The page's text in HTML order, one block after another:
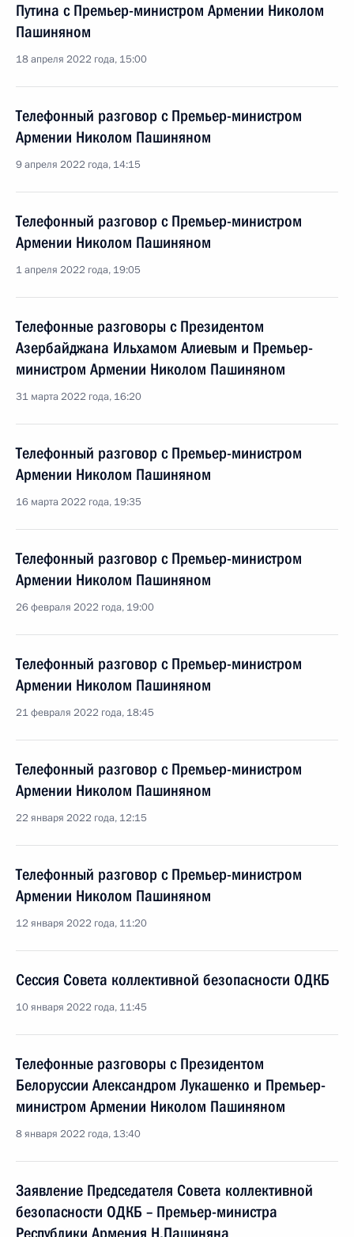
Путина с Премьер-министром Армении Николом
Пашиняном
18 апреля 2022 года, 15:00
Телефонный разговор с Премьер-министром
Армении Николом Пашиняном
9 апреля 2022 года, 14:15
Телефонный разговор с Премьер-министром
Армении Николом Пашиняном
1 апреля 2022 года, 19:05
Телефонные разговоры с Президентом
Азербайджана Ильхамом Алиевым и Премьер-
министром Армении Николом Пашиняном
31 марта 2022 года, 16:20
Телефонный разговор с Премьер-министром
Армении Николом Пашиняном
16 марта 2022 года, 19:35
Телефонный разговор с Премьер-министром
Армении Николом Пашиняном
26 февраля 2022 года, 19:00
Телефонный разговор с Премьер-министром
Армении Николом Пашиняном
21 февраля 2022 года, 18:45
Телефонный разговор с Премьер-министром
Армении Николом Пашиняном
22 января 2022 года, 12:15
Телефонный разговор с Премьер-министром
Армении Николом Пашиняном
12 января 2022 года, 11:20
Сессия Совета коллективной безопасности ОДКБ
10 января 2022 года, 11:45
Телефонные разговоры с Президентом
Белоруссии Александром Лукашенко и Премьер-
министром Армении Николом Пашиняном
8 января 2022 года, 13:40
Заявление Председателя Совета коллективной
безопасности ОДКБ – Премьер-министра
Республики Армения Н.Пашиняна